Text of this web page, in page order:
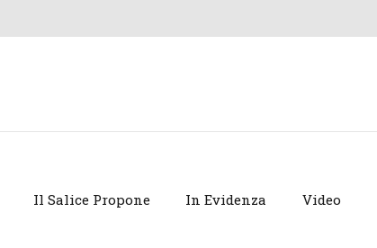
Il Salice Propone In Evidenza Video